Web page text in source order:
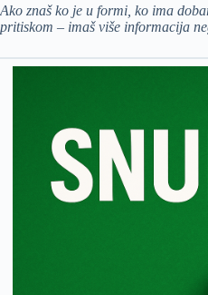
Ako znaš ko je u formi, ko ima
pritiskom – imaš više informacija